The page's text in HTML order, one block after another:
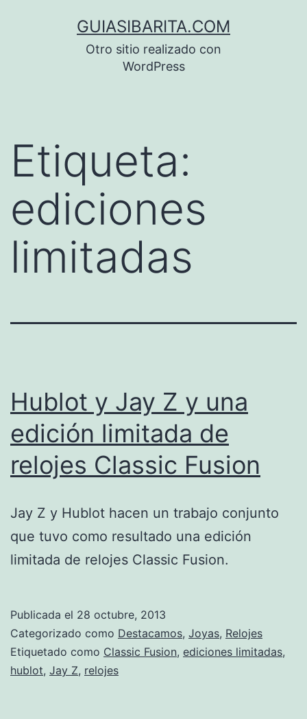
GUIASIBARITA.COM
Otro sitio realizado con
WordPress
Etiqueta:
ediciones
limitadas
Hublot y Jay Z y una
edición limitada de
relojes Classic Fusion
Jay Z y Hublot hacen un trabajo conjunto
que tuvo como resultado una edición
limitada de relojes Classic Fusion.
Publicada el 28 octubre, 2013
Categorizado como Destacamos, Joyas, Relojes
Etiquetado como Classic Fusion, ediciones limitadas,
hublot, Jay Z, relojes